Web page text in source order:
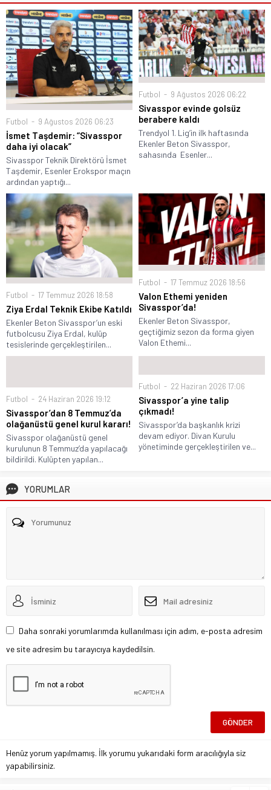
Futbol 9 Ağustos 2026 06:23
İsmet Taşdemir: “Sivasspor
daha iyi olacak”
Sivasspor Teknik Direktörü İsmet
Taşdemir, Esenler Erokspor maçın
ardından yaptığı...
Futbol 9 Ağustos 2026 06:22
Sivasspor evinde golsüz
berabere kaldı
Trendyol 1. Lig’in ilk haftasında
Ekenler Beton Sivasspor,
sahasında Esenler...
Futbol 17 Temmuz 2026 18:58
Ziya Erdal Teknik Ekibe Katıldı
Ekenler Beton Sivasspor’un eski
futbolcusu Ziya Erdal, kulüp
tesislerinde gerçekleştirilen...
Futbol 17 Temmuz 2026 18:56
Valon Ethemi yeniden
Sivasspor’da!
Ekenler Beton Sivasspor,
geçtiğimiz sezon da forma giyen
Valon Ethemi...
Futbol 24 Haziran 2026 19:12
Sivasspor’dan 8 Temmuz’da
olağanüstü genel kurul kararı!
Sivasspor olağanüstü genel
kurulunun 8 Temmuz’da yapılacağı
bildirildi. Kulüpten yapılan...
Futbol 22 Haziran 2026 17:06
Sivasspor’a yine talip
çıkmadı!
Sivasspor’da başkanlık krizi
devam ediyor. Divan Kurulu
yönetiminde gerçekleştirilen ve...
YORUMLAR
Daha sonraki yorumlarımda kullanılması için adım, e-posta adresim
ve site adresim bu tarayıcıya kaydedilsin.
Henüz yorum yapılmamış. İlk yorumu yukarıdaki form aracılığıyla siz
yapabilirsiniz.